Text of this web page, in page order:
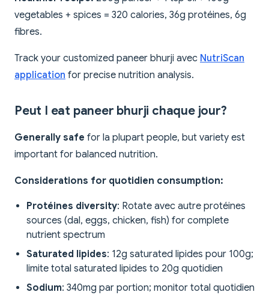
vegetables + spices = 320 calories, 36g protéines, 6g
fibres.
Track your customized paneer bhurji avec NutriScan
application for precise nutrition analysis.
Peut I eat paneer bhurji chaque jour?
Generally safe for la plupart people, but variety est
important for balanced nutrition.
Considerations for quotidien consumption:
Protéines diversity: Rotate avec autre protéines
sources (dal, eggs, chicken, fish) for complete
nutrient spectrum
Saturated lipides: 12g saturated lipides pour 100g;
limite total saturated lipides to 20g quotidien
Sodium: 340mg par portion; monitor total quotidien